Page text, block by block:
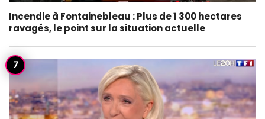
Incendie à Fontainebleau : Plus de 1 300 hectares
ravagés, le point sur la situation actuelle